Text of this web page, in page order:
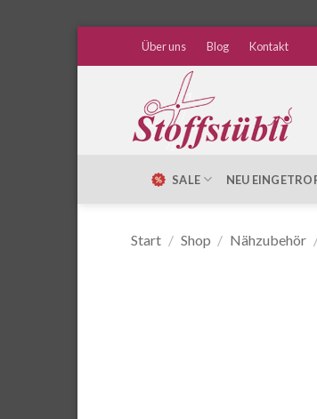
Über uns Blog Kontakt
SALE NEU
Start / Shop / Nähzubehör